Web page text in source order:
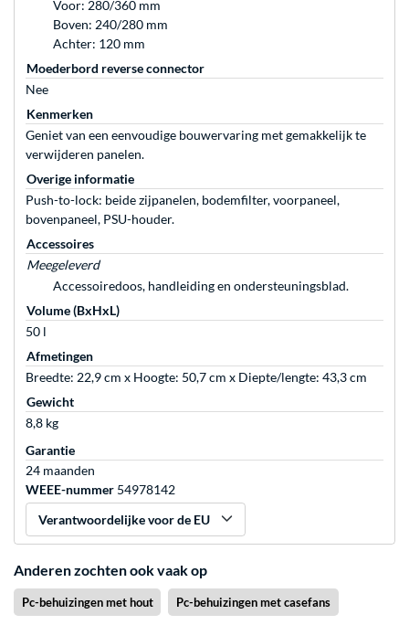
Voor: 280/360 mm
Boven: 240/280 mm
Achter: 120 mm
Moederbord reverse connector
Nee
Kenmerken
Geniet van een eenvoudige bouwervaring met gemakkelijk te
verwijderen panelen.
Overige informatie
Push-to-lock: beide zijpanelen, bodemfilter, voorpaneel,
bovenpaneel, PSU-houder.
Accessoires
Meegeleverd
Accessoiredoos, handleiding en ondersteuningsblad.
Volume (BxHxL)
50 l
Afmetingen
Breedte: 22,9 cm x Hoogte: 50,7 cm x Diepte/lengte: 43,3 cm
Gewicht
8,8 kg
Garantie
24 maanden
WEEE-nummer 54978142
Verantwoordelijke voor de EU
Anderen zochten ook vaak op
Pc-behuizingen met hout Pc-behuizingen met casefans